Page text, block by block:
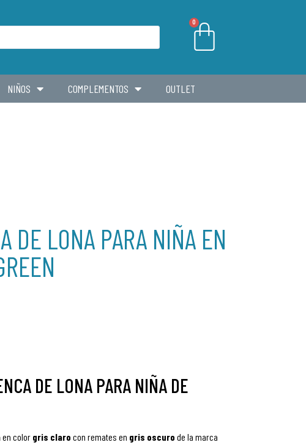
0
NIÑOS COMPLEMENTOS OUTLET
DE LONA PARA NIÑA EN
DE LONA PARA NIÑA DE
en color gris claro con remates en gris oscuro de la marca